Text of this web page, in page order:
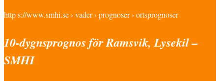
http s://www.smhi.se › vader › prognoser › ortsprognoser
10-dygnsprognos för Ramsvik, Lysekil –
SMHI